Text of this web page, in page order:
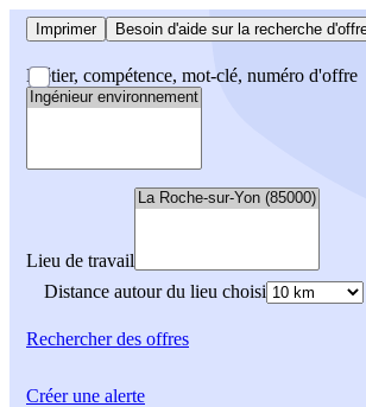
Imprimer Besoin d'aide sur la recherche
Métier, compétence, mot-clé, numéro d'offre
Lieu de travail
Distance autour du lieu choisi
Rechercherdes offres
Créer une alerte